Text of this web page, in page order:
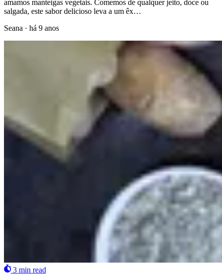
amamos manteigas vegetais. Comemos de qualquer jeito, doce ou
salgada, este sabor delicioso leva a um êx…
Seana · há 9 anos
3 min read